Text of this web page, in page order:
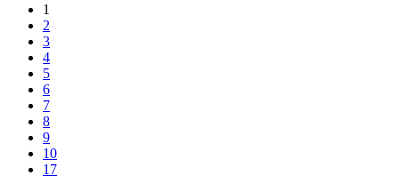
1
2
3
4
5
6
7
8
9
10
17